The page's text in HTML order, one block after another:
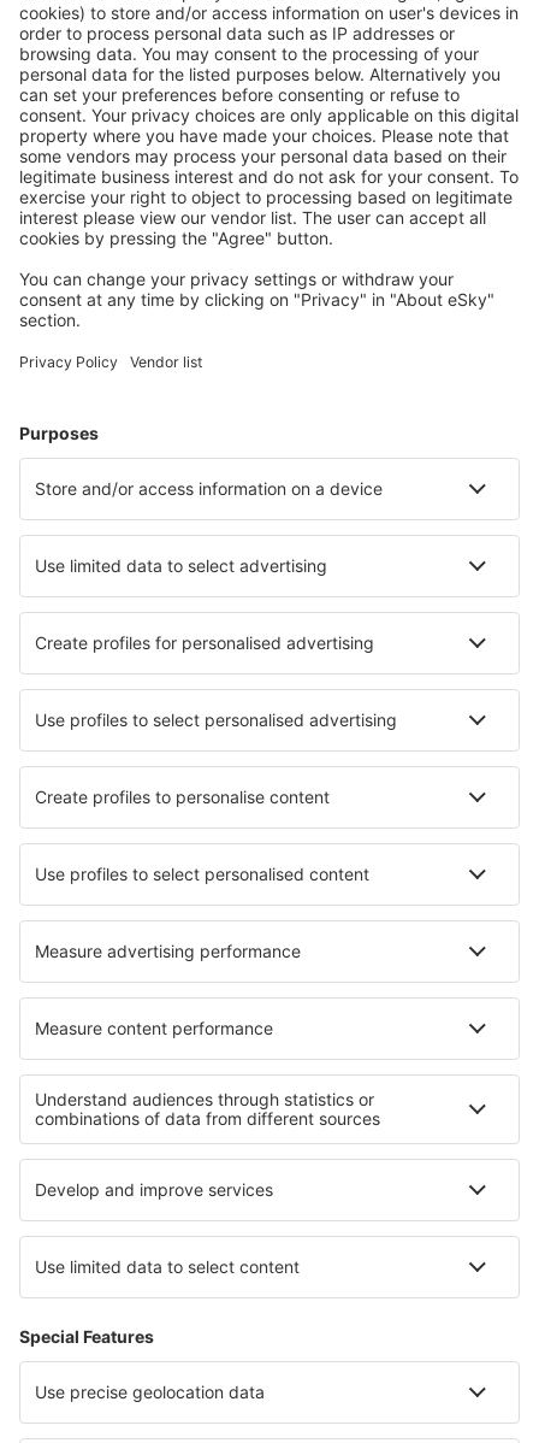
Economiseşte mai mult
Prețuri atractive și oferte speciale pentru utilizatorii
conectați.
Cazarea preferată
Alege din peste 1,3 mil. de opţiuni: hoteluri, cabane,
apartamente și altele.
Cele mai căutate cazări de către utilizatorii eSky
Cazare în Germania - Orașe populare
Cazare în Zingst
Cazare Westerhever Cazare în Putbus
Cazare în Mirow Cazare în Wernigerode
Cazare în Dassow Cazare în Boltenhagen
Cele mai bune locuri de cazare - orașe
Cazare în Vlassada Cazare în Ponoka
Cazare în Rubielos de Mora Cazare în Saint-Dizier
Cazare în Callosa De Segura Cazare în Mechanicsville
Cazare în Yuhang
Cele mai bune locuri de cazare - regiuni
Cazare in Harz Cazare în Oberstdorf
Cazare in Renania-Palatinat Cazare on East Frisian Islands
Cazare on Baltic Sea Coast Cazare in La Gomera
Cazare în Maldive Cazare in Abu Dhabi
Cazare în Florida Keys